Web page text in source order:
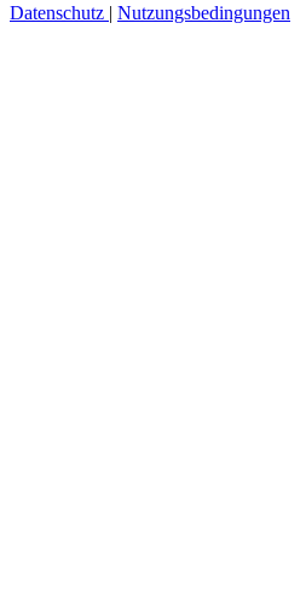
Datenschutz | Nutzungsbedingungen